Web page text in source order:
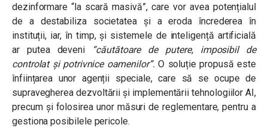
dezinformare “la scară masivă”, care vor avea potențialul
de a destabiliza societatea și a eroda încrederea în
instituții, iar, în timp, și sistemele de inteligență artificială
ar putea deveni “căutătoare de putere, imposibil de
controlat și potrivnice oamenilor”. O soluție propusă este
înființarea unor agenții speciale, care să se ocupe de
supravegherea dezvoltării și implementării tehnologiilor AI,
precum și folosirea unor măsuri de reglementare, pentru a
gestiona posibilele pericole.